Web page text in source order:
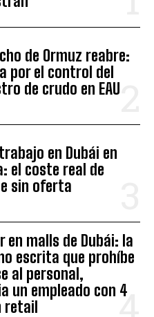
de Ormuz reabre:
por el control del
de crudo en EAU
en Dubái en
el coste real de
sin oferta
en malls de Dubái: la
escrita que prohíbe
al personal,
un empleado con 4
retail